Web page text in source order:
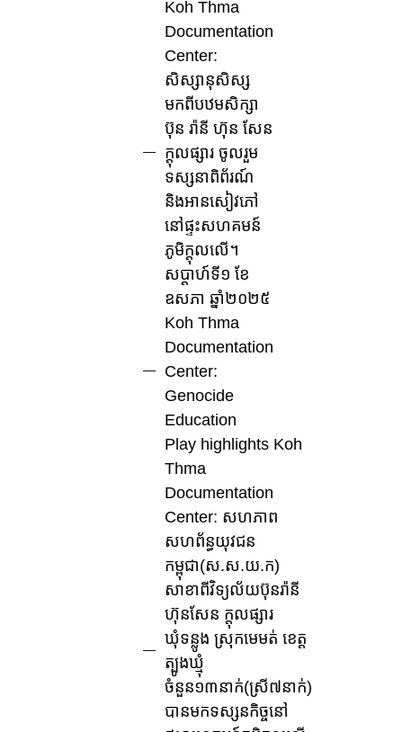
Koh Thma
Documentation
Center:
សិស្សានុសិស្ស
មកពីបឋមសិក្សា
ប៊ុន រ៉ានី ហ៊ុន សែន
ក្តុលផ្សារ ចូលរួម
ទស្សនាពិព័រណ៍
និងអានសៀវភៅ
នៅផ្ទះសហគមន៍
ភូមិក្តុលលើ។
សប្តាហ៍ទី១ ខែ
ឧសភា ឆ្នាំ២០២៥
Koh Thma
Documentation
Center:
Genocide
Education
Play highlights Koh
Thma
Documentation
Center: សហភាព
សហព័ន្ធយុវជន
កម្ពុជា(ស.ស.យ.ក)
សាខាពីវិទ្យល័យប៊ុនរ៉ានី
ហ៊ុនសែន ក្ដុលផ្សារ
ឃុំទន្លូង ស្រុកមេមត់ ខេត្ត
ត្បូងឃ្មុំ
ចំនួន១៣នាក់(ស្រី៧នាក់)
បានមកទស្សនកិច្ចនៅ